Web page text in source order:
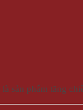
là sản phẩm tăng